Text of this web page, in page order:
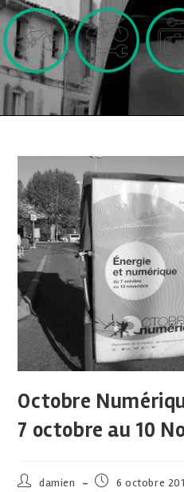
Octobre
7 octobre au 10
damien 6 octobre